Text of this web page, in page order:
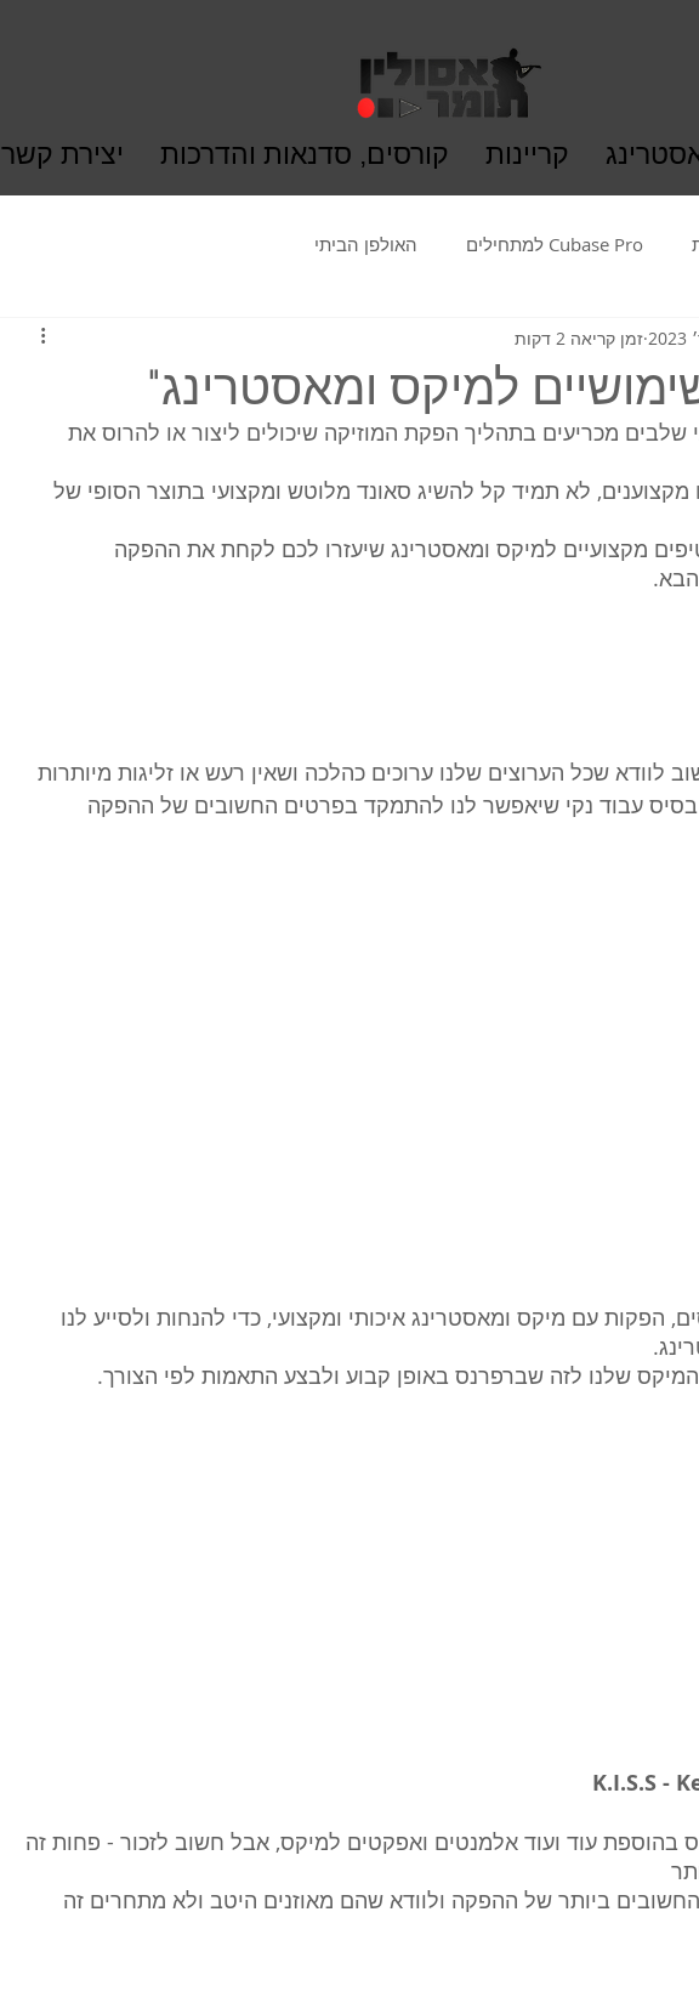
יצירת קשר קורסים, סדנאות והדרכות קריינות
Cubase Pro למתחילים האולפן הביתי
זמן קריאה 2 דקות
שלבים מכריעים בתהליך הפקת המוזיקה שיכולים ליצור או להרוס את
לא תמיד קל להשיג סאונד מלוטש ומקצועי בתוצר הסופי של
זה אתן לכם 10 טיפים מקצועיים למיקס ומאסטרינג שיעזרו לכם לקחת את ההפקה
לוודא שכל הערוצים שלנו ערוכים כהלכה ושאין רעש או זליגות מיותרות
בסיס עבוד נקי שיאפשר לנו להתמקד בפרטים החשובים של ההפקה
עם מיקס ומאסטרינג איכותי ומקצועי, כדי להנחות ולסייע לנו
שלנו לזה שברפרנס באופן קבוע ולבצע התאמות לפי הצורך.
K.I.S.S -
בהוספת עוד ועוד אלמנטים ואפקטים למיקס, אבל חשוב לזכור - פחות זה
ביותר של ההפקה ולוודא שהם מאוזנים היטב ולא מתחרים זה